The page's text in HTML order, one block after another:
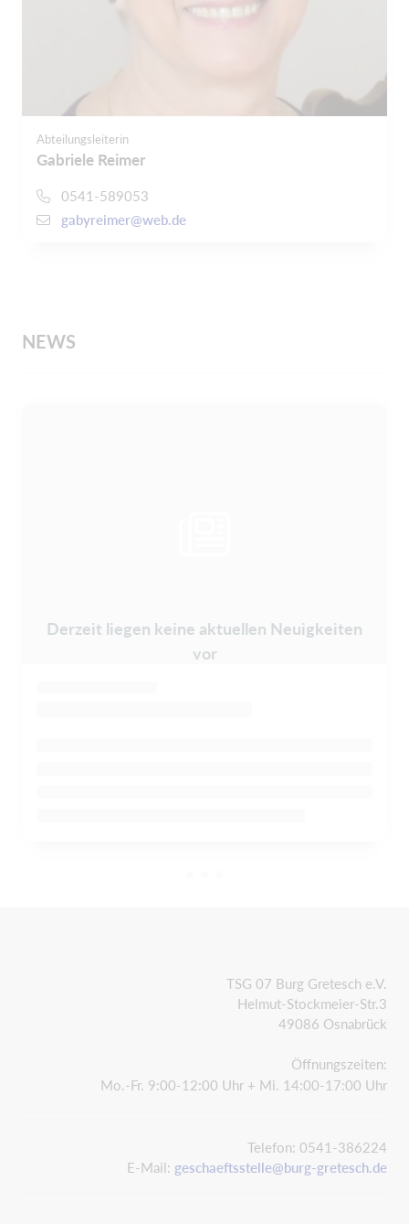
Abteilungsleiterin
Gabriele Reimer
0541-589053
gabyreimer@web.de
NEWS
Derzeit liegen keine aktuellen Neuigkeiten
vor
TSG 07 Burg Gretesch e.V.
Helmut-Stockmeier-Str.3
49086 Osnabrück
Öffnungszeiten:
Mo.-Fr. 9:00-12:00 Uhr + Mi. 14:00-17:00 Uhr
Telefon: 0541-386224
E-Mail: geschaeftsstelle@burg-gretesch.de